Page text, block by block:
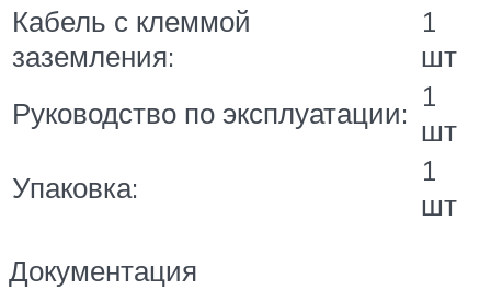
Кабель с клеммой
заземления:
1
шт
Руководство по эксплуатации: 1
шт
Упаковка:
1
шт
Документация